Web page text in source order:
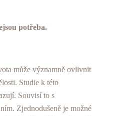
potřeba.
může významně ovlivnit
Studie k této
Souvisí to s
Zjednodušeně je možné